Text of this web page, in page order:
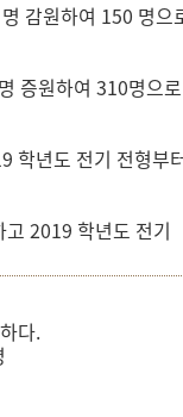
감원하여 150 명으
증원하여 310명으로
학년도 전기 전형부
고 2019 학년도 전기
다.